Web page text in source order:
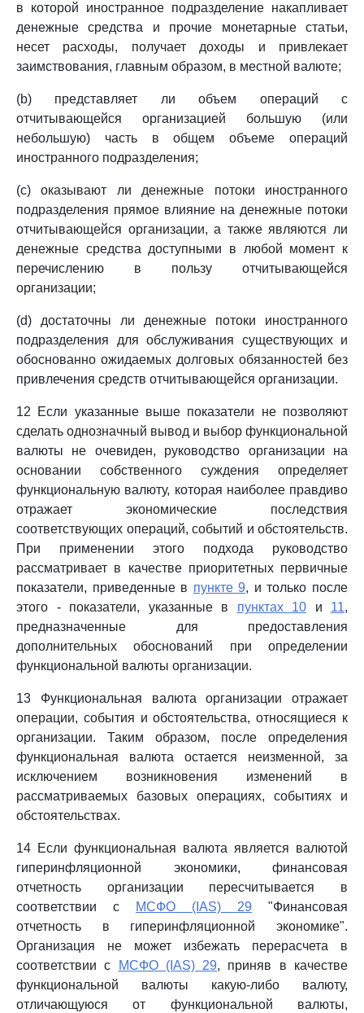
в которой иностранное подразделение накапливает
денежные средства и прочие монетарные статьи,
несет расходы, получает доходы и привлекает
заимствования, главным образом, в местной валюте;
(b) представляет ли объем операций с
отчитывающейся организацией большую (или
небольшую) часть в общем объеме операций
иностранного подразделения;
(c) оказывают ли денежные потоки иностранного
подразделения прямое влияние на денежные потоки
отчитывающейся организации, а также являются ли
денежные средства доступными в любой момент к
перечислению в пользу отчитывающейся
организации;
(d) достаточны ли денежные потоки иностранного
подразделения для обслуживания существующих и
обоснованно ожидаемых долговых обязанностей без
привлечения средств отчитывающейся организации.
12 Если указанные выше показатели не позволяют
сделать однозначный вывод и выбор функциональной
валюты не очевиден, руководство организации на
основании собственного суждения определяет
функциональную валюту, которая наиболее правдиво
отражает экономические последствия
соответствующих операций, событий и обстоятельств.
При применении этого подхода руководство
рассматривает в качестве приоритетных первичные
показатели, приведенные в пункте 9, и только после
этого - показатели, указанные в пунктах 10 и 11,
предназначенные для предоставления
дополнительных обоснований при определении
функциональной валюты организации.
13 Функциональная валюта организации отражает
операции, события и обстоятельства, относящиеся к
организации. Таким образом, после определения
функциональная валюта остается неизменной, за
исключением возникновения изменений в
рассматриваемых базовых операциях, событиях и
обстоятельствах.
14 Если функциональная валюта является валютой
гиперинфляционной экономики, финансовая
отчетность организации пересчитывается в
соответствии с
МСФО (IAS) 29 "Финансовая
отчетность в гиперинфляционной экономике".
Организация не может избежать перерасчета в
соответствии с
МСФО (IAS) 29, приняв в качестве
функциональной валюты какую-либо валюту,
отличающуюся от функциональной валюты,